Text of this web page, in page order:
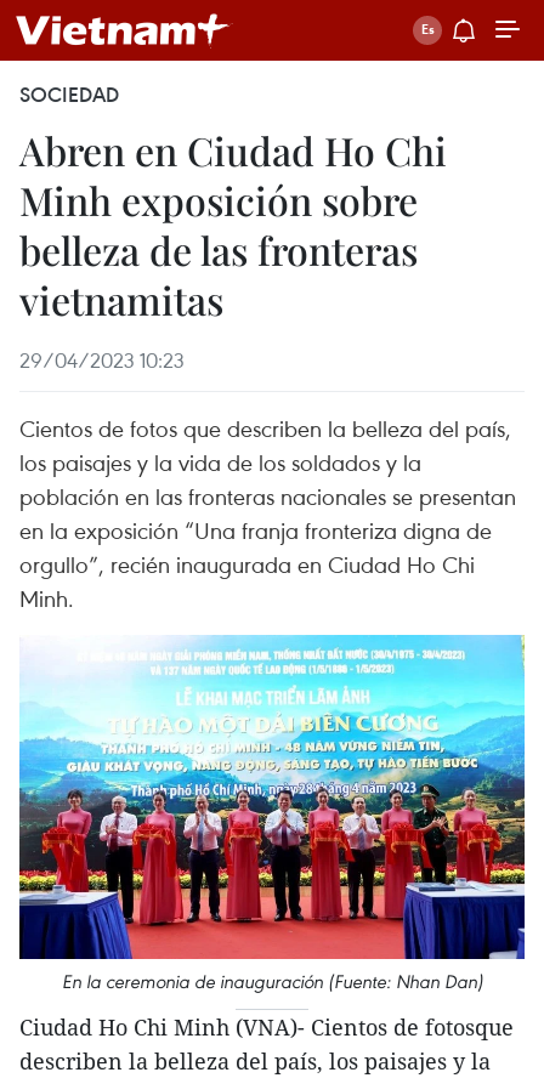
SOCIEDAD
Abren en Ciudad Ho Chi
Minh exposición sobre
belleza de las fronteras
vietnamitas
29/04/2023 10:23
Cientos de fotos que describen la belleza del país,
los paisajes y la vida de los soldados y la
población en las fronteras nacionales se presentan
en la exposición “Una franja fronteriza digna de
orgullo”, recién inaugurada en Ciudad Ho Chi
Minh.
En la ceremonia de inauguración (Fuente: Nhan Dan)
Ciudad Ho Chi Minh (VNA)- Cientos de fotosque
describen la belleza del país, los paisajes y la